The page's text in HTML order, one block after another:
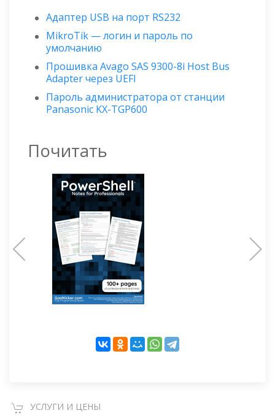
Адаптер USB на порт RS232
MikroTik — логин и пароль по
умолчанию
Прошивка Avago SAS 9300-8i Host Bus
Adapter через UEFI
Пароль администратора от станции
Panasonic KX-TGP600
Почитать
УСЛУГИ И ЦЕНЫ